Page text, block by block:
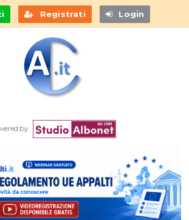
Registrati Login
by